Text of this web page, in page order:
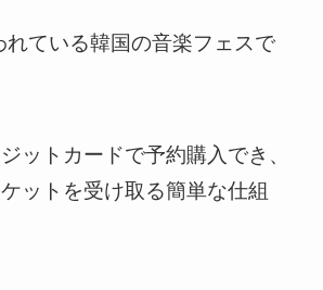
ている韓国の音楽フェスで
ットカードで予約購入でき、
ットを受け取る簡単な仕組